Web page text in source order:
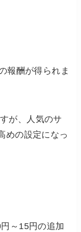
報酬が得られま
が、人気のサ
めの設定になっ
～15円の追加